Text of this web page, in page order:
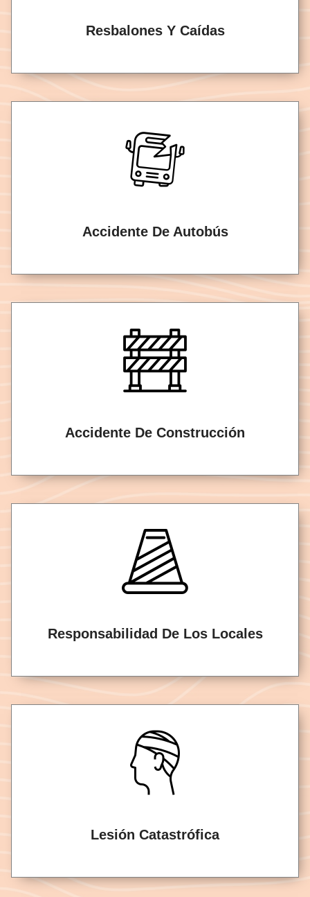
Resbalones Y Caídas
Accidente De Autobús
Accidente De Construcción
Responsabilidad De Los Locales
Lesión Catastrófica